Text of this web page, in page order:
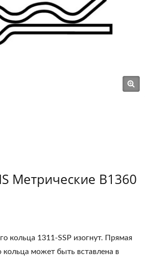
1991 Года | SHOU
Метрические B1360
кольца 1311-SSP изогнут. Прямая
кольца может быть вставлена в